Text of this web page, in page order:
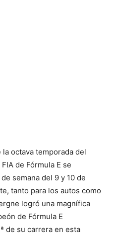
octava temporada del
de Fórmula E se
semana del 9 y 10 de
tanto para los autos como
logró una magnífica
de Fórmula E
de su carrera en esta